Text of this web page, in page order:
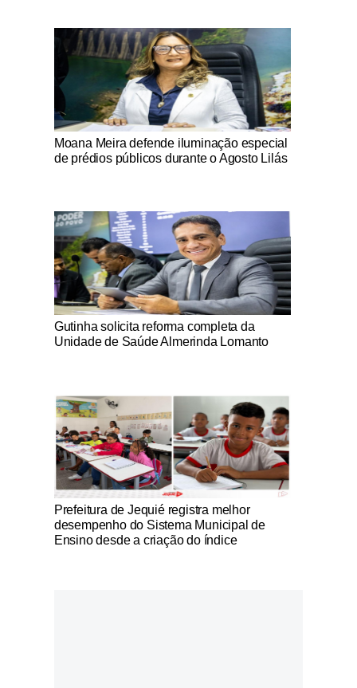
Notícias Católicas
Moana Meira defende iluminação especial
de prédios públicos durante o Agosto Lilás
Notícias Católicas
Gutinha solicita reforma completa da
Unidade de Saúde Almerinda Lomanto
Notícias Católicas
Prefeitura de Jequié registra melhor
desempenho do Sistema Municipal de
Ensino desde a criação do índice